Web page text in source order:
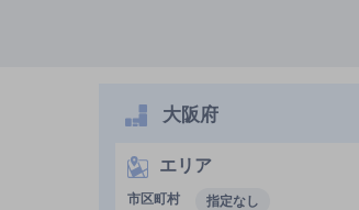
大阪府
エリア
市区町村
指定なし